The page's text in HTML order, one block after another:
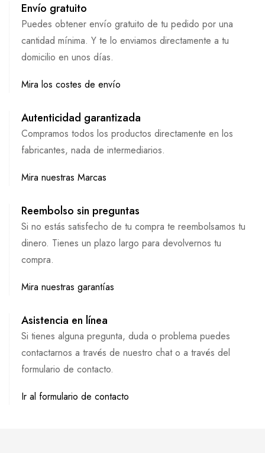
Envío gratuito
Puedes obtener envío gratuito de tu pedido por una
cantidad mínima. Y te lo enviamos directamente a tu
domicilio en unos días.
Mira los costes de envío
Autenticidad garantizada
Compramos todos los productos directamente en los
fabricantes, nada de intermediarios.
Mira nuestras Marcas
Reembolso sin preguntas
Si no estás satisfecho de tu compra te reembolsamos tu
dinero. Tienes un plazo largo para devolvernos tu
compra.
Mira nuestras garantías
Asistencia en línea
Si tienes alguna pregunta, duda o problema puedes
contactarnos a través de nuestro chat o a través del
formulario de contacto.
Ir al formulario de contacto